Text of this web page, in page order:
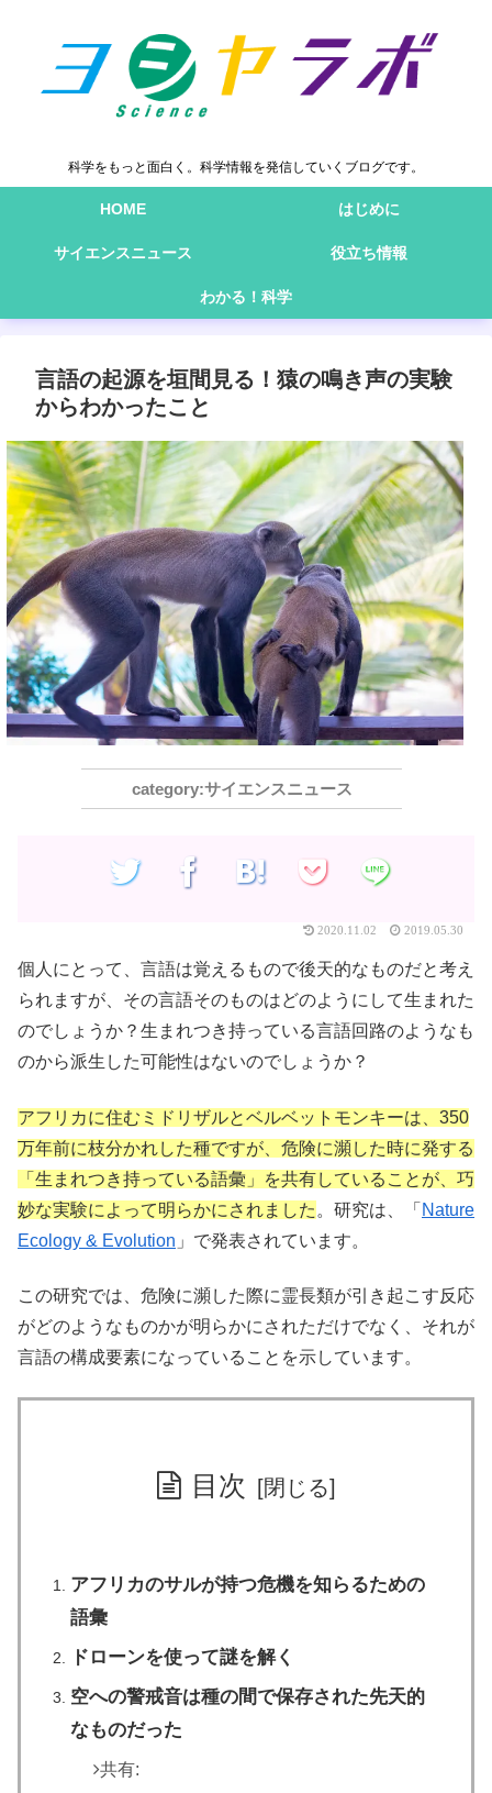
科学をもっと面白く。科学情報を発信していくブログです。
HOME はじめに
サイエンスニュース 役立ち情報
わかる！科学
言語の起源を垣間見る！猿の鳴き声の実験
からわかったこと
サイエンスニュース
2020.11.02 2019.05.30
個人にとって、言語は覚えるもので後天的なものだと考え
られますが、その言語そのものはどのようにして生まれた
のでしょうか？生まれつき持っている言語回路のようなも
のから派生した可能性はないのでしょうか？
アフリカに住むミドリザルとベルベットモンキーは、350
万年前に枝分かれした種ですが、危険に瀕した時に発する
「生まれつき持っている語彙」を共有していることが、巧
妙な実験によって明らかにされました 。研究は、「 Nature
Ecology & Evolution 」で発表されています。
この研究では、危険に瀕した際に霊長類が引き起こす反応
がどのようなものかが明らかにされただけでなく、それが
言語の構成要素になっていることを示しています。
目次
アフリカのサルが持つ危機を知らるための
語彙
ドローンを使って謎を解く
空への警戒音は種の間で保存された先天的
なものだった
共有: